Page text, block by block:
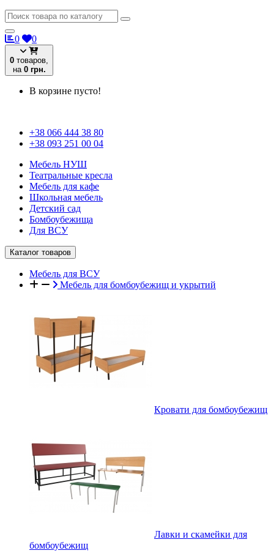
0 0
0 товаров,
на 0 грн.
В корзине пусто!
+38 066 444 38 80
+38 093 251 00 04
Мебель НУШ
Театральные кресла
Мебель для кафе
Школьная мебель
Детский сад
Бомбоубежища
Для ВСУ
Каталог товаров
Мебель для ВСУ
Мебель для бомбоубежищ и укрытий
Кровати для бомбоубежищ
Лавки и скамейки для
бомбоубежищ